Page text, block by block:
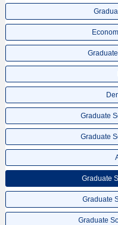
Graduate
Graduate
Graduate
Graduate
Graduate